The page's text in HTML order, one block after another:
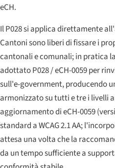
eCH.
Il P028 si applica direttamente
Cantoni sono liberi di fissare i
cantonali e comunali; in pratica
adottato P028 / eCH-0059 per
sull'e-government, producendo
armonizzato su tutti e tre i livelli
aggiornamento di eCH-0059
standard a WCAG 2.1 AA;
attesa una volta che la
da un tempo sufficiente a